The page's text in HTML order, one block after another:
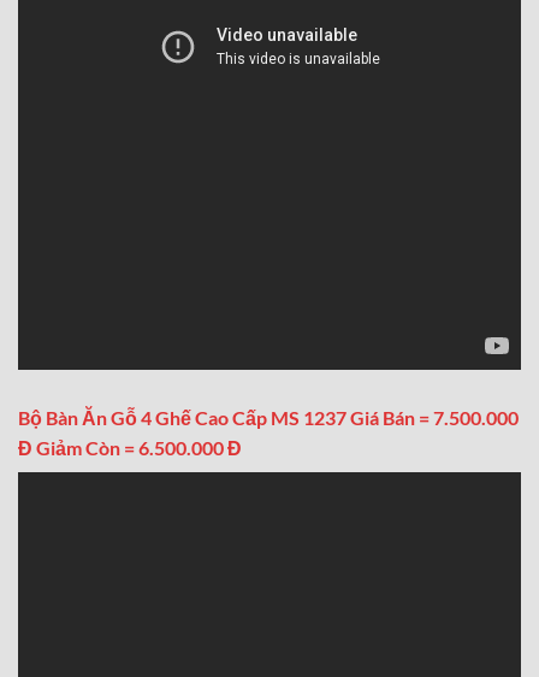
Bộ Bàn Ăn Gỗ 4 Ghế Cao Cấp MS 1237 Giá Bán = 7.500.000
Đ Giảm Còn = 6.500.000 Đ